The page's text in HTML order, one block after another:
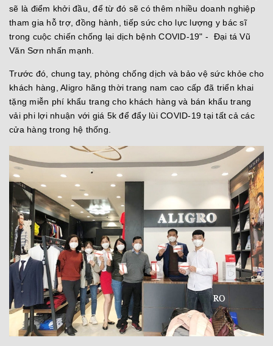
sẽ là điểm khởi đầu, để từ đó sẽ có thêm nhiều doanh nghiệp
tham gia hỗ trợ, đồng hành, tiếp sức cho lực lượng y bác sĩ
trong cuộc chiến chống lại dịch bệnh COVID-19" - Đại tá Vũ
Văn Sơn nhấn mạnh.
Trước đó, chung tay, phòng chống dịch và bảo vệ sức khỏe cho
khách hàng, Aligro hãng thời trang nam cao cấp đã triển khai
tặng miễn phí khẩu trang cho khách hàng và bán khẩu trang
vải phi lợi nhuận với giá 5k để đẩy lùi COVID-19 tại tất cả các
cửa hàng trong hệ thống.